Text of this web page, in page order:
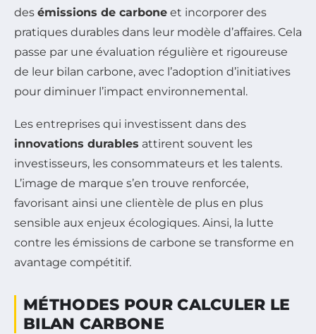
des émissions de carbone et incorporer des
pratiques durables dans leur modèle d’affaires. Cela
passe par une évaluation régulière et rigoureuse
de leur bilan carbone, avec l’adoption d’initiatives
pour diminuer l’impact environnemental.
Les entreprises qui investissent dans des
innovations durables attirent souvent les
investisseurs, les consommateurs et les talents.
L’image de marque s’en trouve renforcée,
favorisant ainsi une clientèle de plus en plus
sensible aux enjeux écologiques. Ainsi, la lutte
contre les émissions de carbone se transforme en
avantage compétitif.
MÉTHODES POUR CALCULER LE
BILAN CARBONE